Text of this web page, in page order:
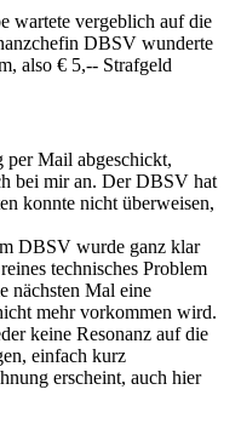
wartete vergeblich auf die
DBSV wunderte
also € 5,-- Strafgeld
per Mail abgeschickt,
bei mir an. Der DBSV hat
konnte nicht überweisen,
DBSV wurde ganz klar
technisches Problem
nächsten Mal eine
mehr vorkommen wird.
keine Resonanz auf die
einfach kurz
erscheint, auch hier